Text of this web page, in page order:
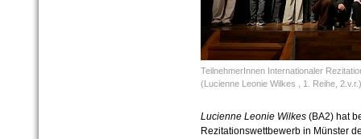
TeilnehmerInnen Internationaler
(Lucienne Leonie Wilkes , 1. Reihe, 2.v.r.)
Lucienne Leonie Wilkes(BA2) hat
Rezitationswettbewerb in Münster